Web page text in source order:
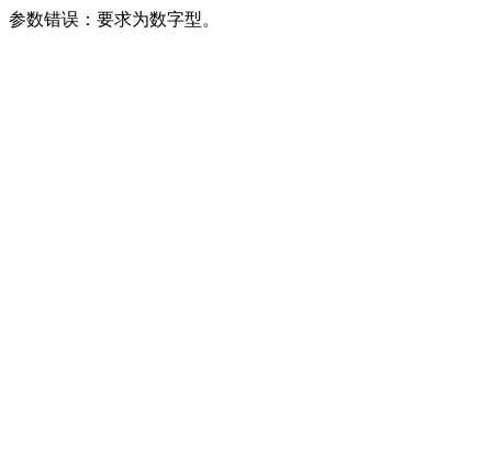
参数错误：要求为数字型。